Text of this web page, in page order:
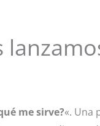
me sirve?«. Una